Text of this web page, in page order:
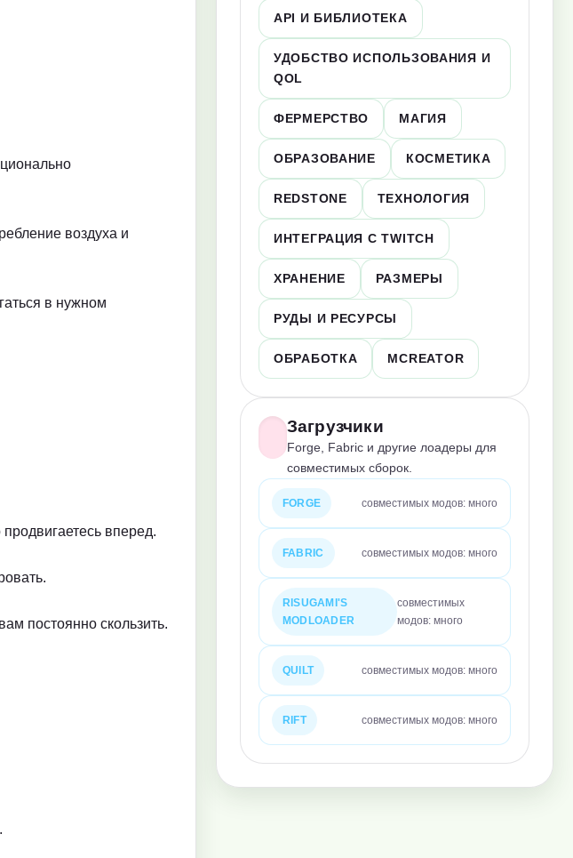
воздуха и
в нужном
вперед.
постоянно скользить.
API И БИБЛИОТЕКА
УДОБСТВО ИСПОЛЬЗОВАНИЯ И
QOL
ФЕРМЕРСТВО МАГИЯ
ОБРАЗОВАНИЕ КОСМЕТИКА
REDSTONE ТЕХНОЛОГИЯ
ИНТЕГРАЦИЯ С TWITCH
ХРАНЕНИЕ РАЗМЕРЫ
РУДЫ И РЕСУРСЫ
ОБРАБОТКА MCREATOR
Загрузчики
Forge, Fabric и другие лоадеры для
совместимых сборок.
FORGE совместимых модов: много
FABRIC совместимых модов: много
RISUGAMI'S
MODLOADER
совместимых
модов: много
QUILT совместимых модов: много
RIFT совместимых модов: много